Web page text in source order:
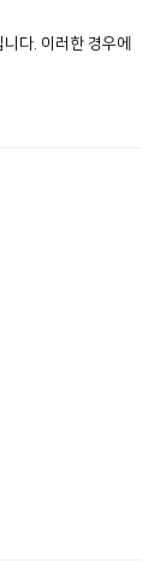
다. 이러한 경우에